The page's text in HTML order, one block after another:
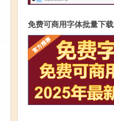
免费可商用字体批量下载